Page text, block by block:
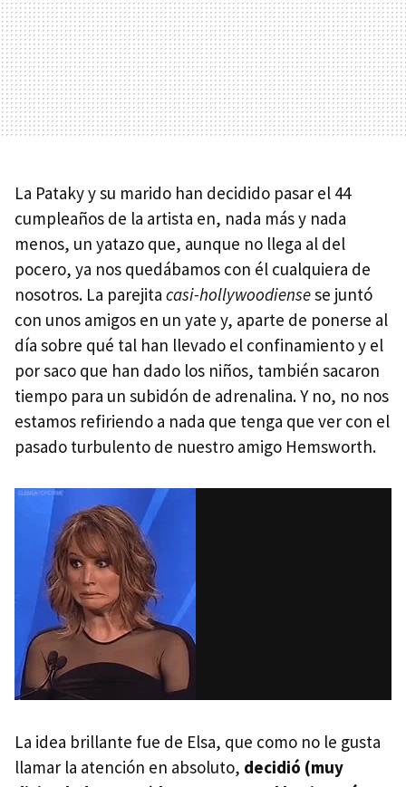
La Pataky y su marido han decidido pasar el 44
cumpleaños de la artista en, nada más y nada
menos, un yatazo que, aunque no llega al del
pocero, ya nos quedábamos con él cualquiera de
nosotros. La parejita casi-hollywoodiensese juntó
con unos amigos en un yate y, aparte de ponerse al
día sobre qué tal han llevado el confinamiento y el
por saco que han dado los niños, también sacaron
tiempo para un subidón de adrenalina. Y no, no nos
estamos refiriendo a nada que tenga que ver con el
pasado turbulento de nuestro amigo Hemsworth.
La idea brillante fue de Elsa, que como no le gusta
llamar la atención en absoluto, decidió (muy